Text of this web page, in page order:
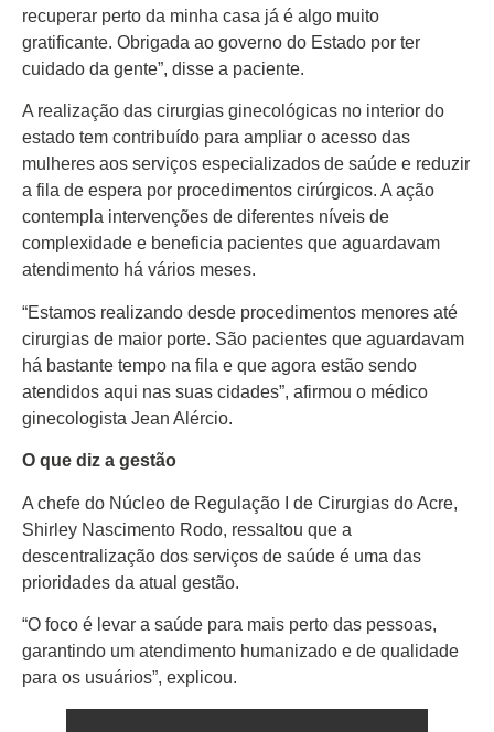
recuperar perto da minha casa já é algo muito
gratificante. Obrigada ao governo do Estado por ter
cuidado da gente”, disse a paciente.
A realização das cirurgias ginecológicas no interior do
estado tem contribuído para ampliar o acesso das
mulheres aos serviços especializados de saúde e reduzir
a fila de espera por procedimentos cirúrgicos. A ação
contempla intervenções de diferentes níveis de
complexidade e beneficia pacientes que aguardavam
atendimento há vários meses.
“Estamos realizando desde procedimentos menores até
cirurgias de maior porte. São pacientes que aguardavam
há bastante tempo na fila e que agora estão sendo
atendidos aqui nas suas cidades”, afirmou o médico
ginecologista Jean Alércio.
O que diz a gestão
A chefe do Núcleo de Regulação I de Cirurgias do Acre,
Shirley Nascimento Rodo, ressaltou que a
descentralização dos serviços de saúde é uma das
prioridades da atual gestão.
“O foco é levar a saúde para mais perto das pessoas,
garantindo um atendimento humanizado e de qualidade
para os usuários”, explicou.